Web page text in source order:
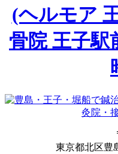
(ヘルモア
骨院 王子駅
東京都北区豊